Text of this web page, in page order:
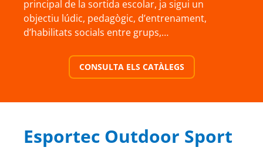
principal de la sortida escolar, ja sigui un
objectiu lúdic, pedagògic, d’entrenament,
d’habilitats socials entre grups,…
CONSULTA ELS CATÀLEGS
Esportec Outdoor Sport